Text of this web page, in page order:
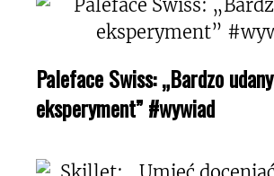
Paleface Swiss: „Bardzo udany
eksperyment” #wywiad